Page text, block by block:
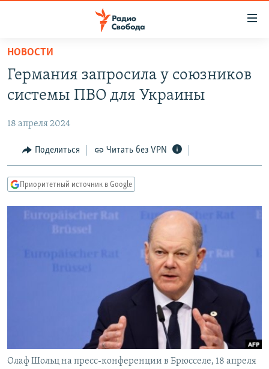
упрощенного
доступа
основному
Вернутся
главной
навигации
Вернутся
ПОДКАСТЫ
ЦИТАТЫ СВОБОДЫ
МНЕНИЯ
IDEL.РЕАЛИИ
КАВКАЗ.РЕАЛИИ
СИБИРЬ.РЕАЛИИ
ПОДПИШИТЕСЬ НА РАССЫЛКУ
НОВОСТИ
Германия запросила у союзников
системы ПВО для Украины
18 апреля 2024
Поделиться Читать без VPN
Приоритетный источник в Google
Олаф Шольц на пресс-конференции в Брюсселе, 18 апреля